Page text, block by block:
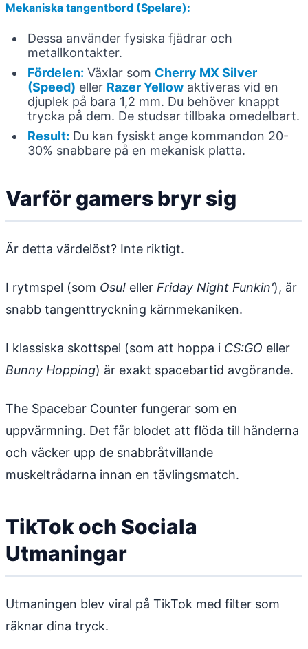
Mekaniska tangentbord (Spelare):
Dessa använder fysiska fjädrar och
metallkontakter.
Fördelen: Växlar som Cherry MX Silver
(Speed) eller Razer Yellow aktiveras vid en
djuplek på bara 1,2 mm. Du behöver knappt
trycka på dem. De studsar tillbaka omedelbart.
Result: Du kan fysiskt ange kommandon 20-
30% snabbare på en mekanisk platta.
Varför gamers bryr sig
Är detta värdelöst? Inte riktigt.
I rytmspel (som Osu! eller Friday Night Funkin'), är
snabb tangenttryckning kärnmekaniken.
I klassiska skottspel (som att hoppa i CS:GO eller
Bunny Hopping) är exakt spacebartid avgörande.
The Spacebar Counter fungerar som en
uppvärmning. Det får blodet att flöda till händerna
och väcker upp de snabbråtvillande
muskeltrådarna innan en tävlingsmatch.
TikTok och Sociala
Utmaningar
Utmaningen blev viral på TikTok med filter som
räknar dina tryck.